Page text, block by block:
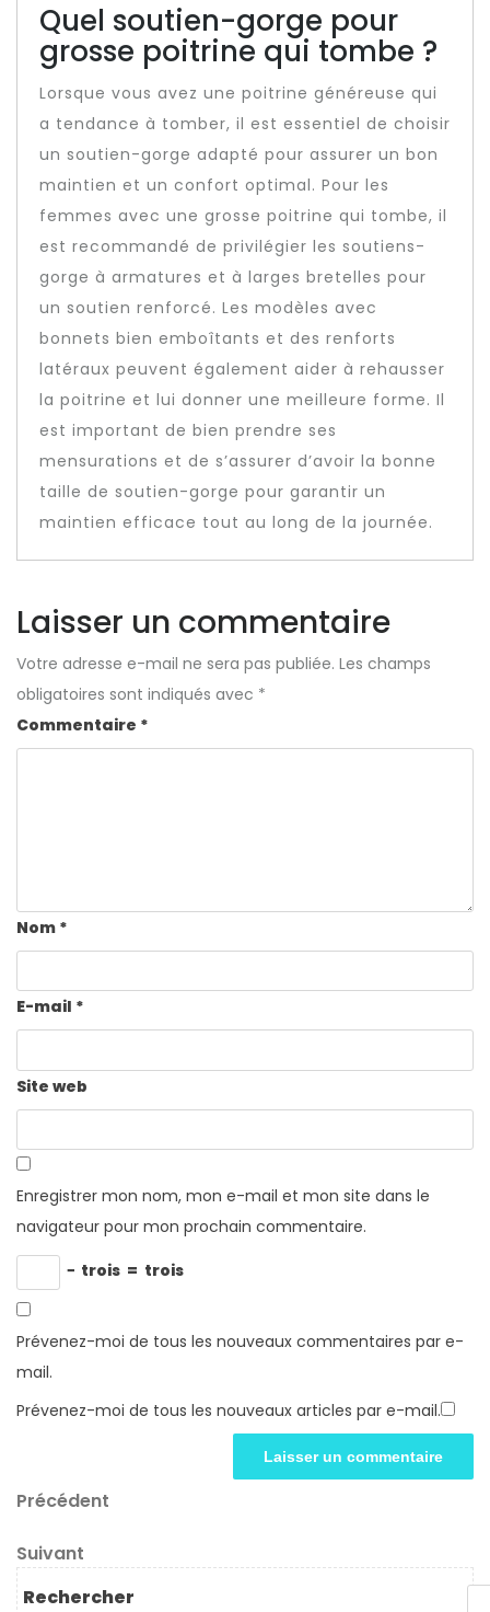
Quel soutien-gorge pour
grosse poitrine qui tombe ?
Lorsque vous avez une poitrine généreuse qui
a tendance à tomber, il est essentiel de choisir
un soutien-gorge adapté pour assurer un bon
maintien et un confort optimal. Pour les
femmes avec une grosse poitrine qui tombe, il
est recommandé de privilégier les soutiens-
gorge à armatures et à larges bretelles pour
un soutien renforcé. Les modèles avec
bonnets bien emboîtants et des renforts
latéraux peuvent également aider à rehausser
la poitrine et lui donner une meilleure forme. Il
est important de bien prendre ses
mensurations et de s’assurer d’avoir la bonne
taille de soutien-gorge pour garantir un
maintien efficace tout au long de la journée.
Laisser un commentaire
Votre adresse e-mail ne sera pas publiée. Les champs
obligatoires sont indiqués avec *
Commentaire *
Nom *
E-mail *
Site web
Enregistrer mon nom, mon e-mail et mon site dans le
navigateur pour mon prochain commentaire.
− trois = trois
Prévenez-moi de tous les nouveaux commentaires par e-
mail.
Prévenez-moi de tous les nouveaux articles par e-mail.
Navigation
de
l’article
Article
Précédent
Article
suivant
Suivant
Rechercher